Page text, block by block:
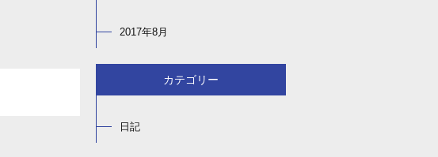
2017年8月
カテゴリー
日記